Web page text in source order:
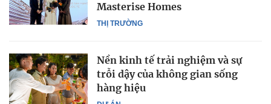
THỊ TRƯỜNG
Masterise Homes
Nền kinh tế trải nghiệm và sự
trỗi dậy của không gian sống
hàng hiệu